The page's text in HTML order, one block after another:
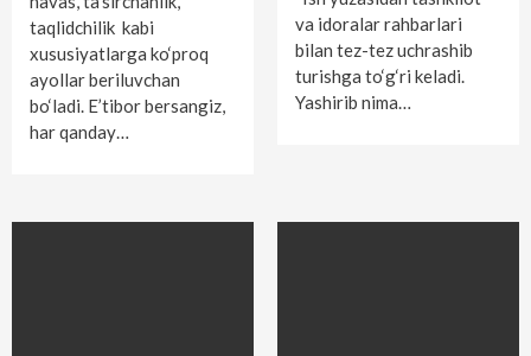
taqlidchilik kabi
xususiyatlarga ko‘proq
ayollar beriluvchan
bo‘ladi. E’tibor bersangiz,
har qanday…
va idoralar rahbarlari
bilan tez-tez uchrashib
turishga to‘g‘ri keladi.
Yashirib nima…